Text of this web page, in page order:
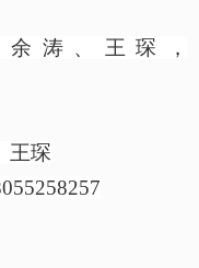
涛、王琛，
王琛